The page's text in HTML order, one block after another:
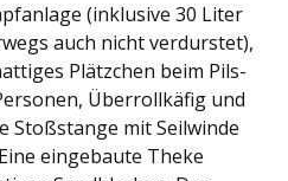
(inklusive 30 Liter
auch nicht verdurstet),
Plätzchen beim Pils-
Überrollkäfig und
Stoßstange mit Seilwinde
eingebaute Theke